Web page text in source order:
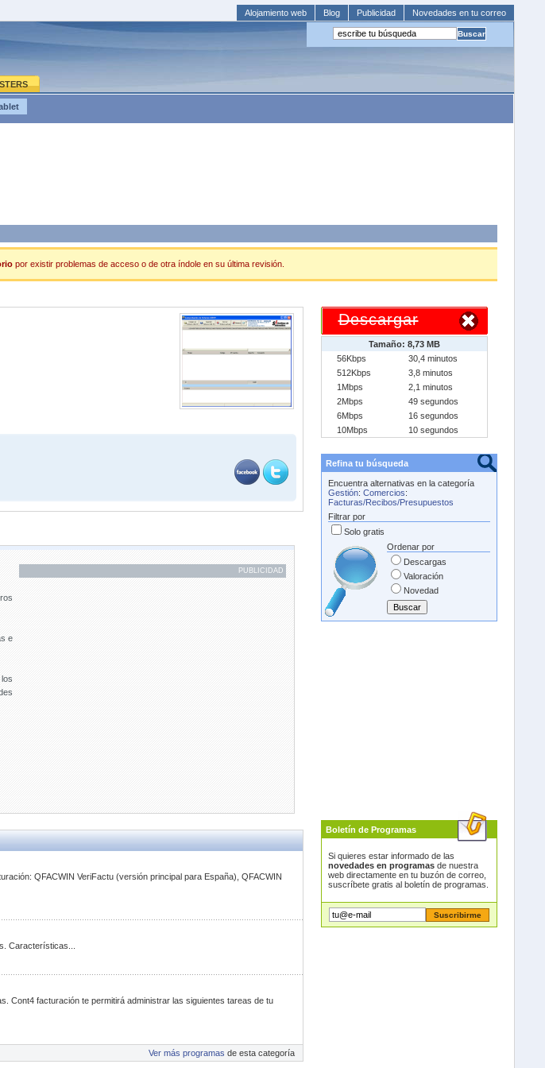
Alojamiento web Blog Publicidad Novedades en tu correo
por existir problemas de acceso o de otra índole en su última revisión.
PUBLICIDAD
e
QFACWIN VeriFactu (versión principal para España), QFACWIN
Características...
Cont4 facturación te permitirá administrar las siguientes tareas de tu
Ver más programas de esta categoría
Descargar
Tamaño: 8,73 MB
56Kbps
30,4 minutos
512Kbps
3,8 minutos
1Mbps
2,1 minutos
2Mbps
49 segundos
6Mbps
16 segundos
10Mbps
10 segundos
Refina tu búsqueda
Encuentra alternativas en la categoría
Gestión: Comercios:
Facturas/Recibos/Presupuestos
Filtrar por
Solo gratis
Ordenar por
Descargas
Valoración
Novedad
Boletín de Programas
Si quieres estar informado de las
novedades en programasde nuestra
web directamente en tu buzón de correo,
suscríbete gratis al boletín de programas.